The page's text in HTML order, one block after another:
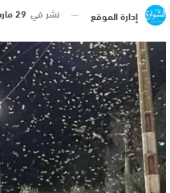
إدارة الموقع نشر في 29 مارس 2025 الساعة 10 و 10 دقيقة